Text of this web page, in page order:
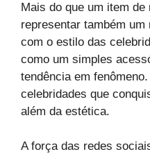
Mais do que um item
representar também
com o estilo das
como um simples
tendência em
celebridades que
além da estética.
A força das redes